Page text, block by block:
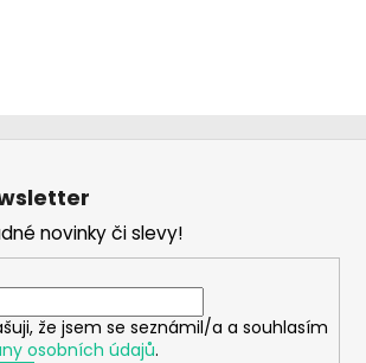
novinky či slevy!
že jsem se seznámil/a a souhlasím
osobních údajů.